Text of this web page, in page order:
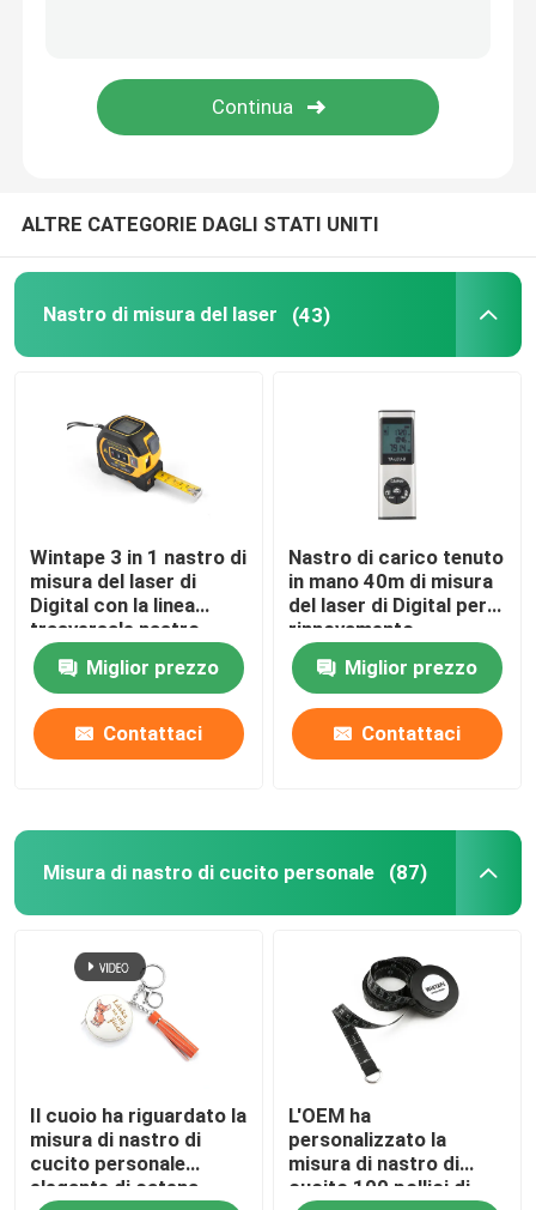
ruota di misurazione di distanza
ALTRE CATEGORIE DAGLI STATI UNITI
Nastro di misura del laser (43)
Wintape 3 in 1 nastro di
misura del laser di
Digital con la linea
trasversale nastro
d'acciaio tradizionale
del laserMiglior prezzo
Contattaci
Nastro di carico tenuto
in mano 40m di misura
del laser di Digital per
rinnovamento
domestico dell'interno
Miglior prezzo
Contattaci
Misura di nastro di cucito personale (87)
Il cuoio ha riguardato la
misura di nastro di
cucito personale
elegante di catena
L'OEM ha
personalizzato la
misura di nastro di
cucito 100 pollici di